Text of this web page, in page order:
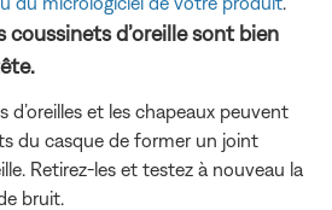
coussinets d’oreille sont bien
d’oreilles et les chapeaux peuvent
du casque de former un joint
Retirez-les et testez à nouveau la
bruit.